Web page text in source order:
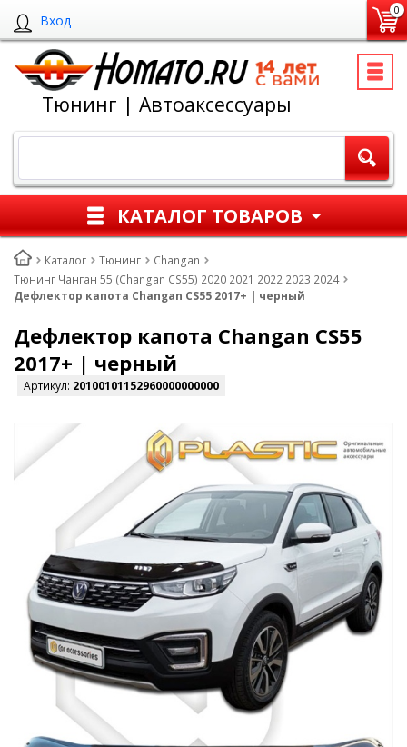
Вход
0
Тюнинг | Автоаксессуары
КАТАЛОГ ТОВАРОВ
Каталог Тюнинг
Changan
Тюнинг Чанган 55 (Changan CS55) 2020 2021 2022 2023 2024
Дефлектор капота Changan CS55 2017+ | черный
Дефлектор капота Changan CS55
2017+ | черный
Артикул: 20100101152960000000000